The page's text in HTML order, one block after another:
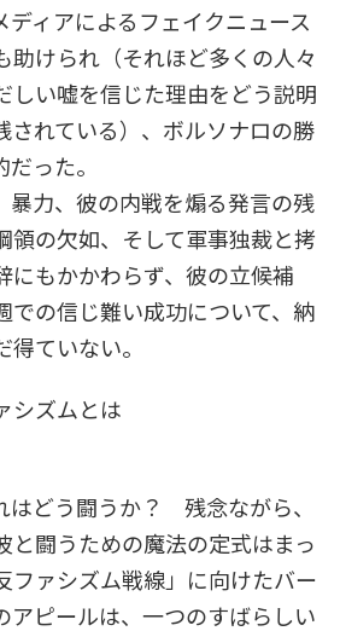
ディアによるフェイクニュース
助けられ（それほど多くの人々
しい嘘を信じた理由をどう説明
されている）、ボルソナロの勝
った。
暴力、彼の内戦を煽る発言の残
領の欠如、そして軍事独裁と拷
にもかかわらず、彼の立候補
での信じ難い成功について、納
ていない。
シズムとは
はどう闘うか？ 残念ながら、
と闘うための魔法の定式はまっ
ファシズム戦線」に向けたバー
アピールは、一つのすばらしい